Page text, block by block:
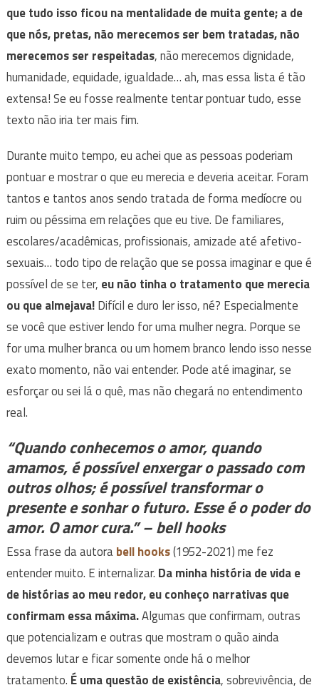
que tudo isso ficou na mentalidade de muita gente; a de
que nós, pretas, não merecemos ser bem tratadas, não
merecemos ser respeitadas, não merecemos dignidade,
humanidade, equidade, igualdade… ah, mas essa lista é tão
extensa! Se eu fosse realmente tentar pontuar tudo, esse
texto não iria ter mais fim.
Durante muito tempo, eu achei que as pessoas poderiam
pontuar e mostrar o que eu merecia e deveria aceitar. Foram
tantos e tantos anos sendo tratada de forma medíocre ou
ruim ou péssima em relações que eu tive. De familiares,
escolares/acadêmicas, profissionais, amizade até afetivo-
sexuais… todo tipo de relação que se possa imaginar e que é
possível de se ter, eu não tinha o tratamento que merecia
ou que almejava!Difícil e duro ler isso, né? Especialmente
se você que estiver lendo for uma mulher negra. Porque se
for uma mulher branca ou um homem branco lendo isso nesse
exato momento, não vai entender. Pode até imaginar, se
esforçar ou sei lá o quê, mas não chegará no entendimento
real.
“Quando conhecemos o amor, quando
amamos, é possível enxergar o passado com
outros olhos; é possível transformar o
presente e sonhar o futuro. Esse é o poder do
amor. O amor cura.” – bell hooks
Essa frase da autorabell hooks(1952-2021) me fez
entender muito. E internalizar. Da minha história de vida e
de histórias ao meu redor, eu conheço narrativas que
confirmam essa máxima.Algumas que confirmam, outras
que potencializam e outras que mostram o quão ainda
devemos lutar e ficar somente onde há o melhor
tratamento. É uma questão de existência, sobrevivência, de